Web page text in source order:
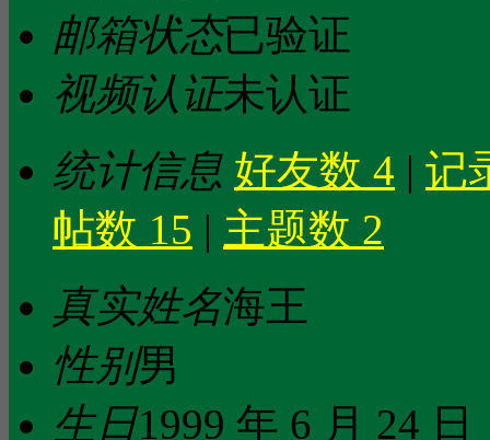
邮箱状态已验证
视频认证未认证
统计信息 好友数 4 | 记
帖数 15 | 主题数 2
真实姓名海王
性别男
生日1999 年 6 月 24 日